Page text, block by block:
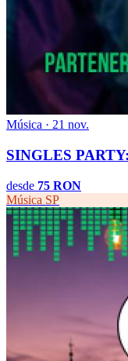
Música · 21 nov.
SINGLES
desde 75 RON
Música SP